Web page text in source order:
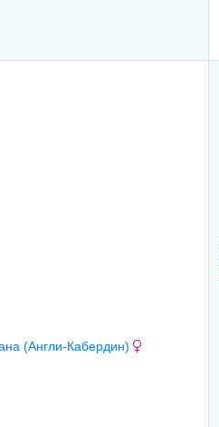
(Англи-Кабердин)